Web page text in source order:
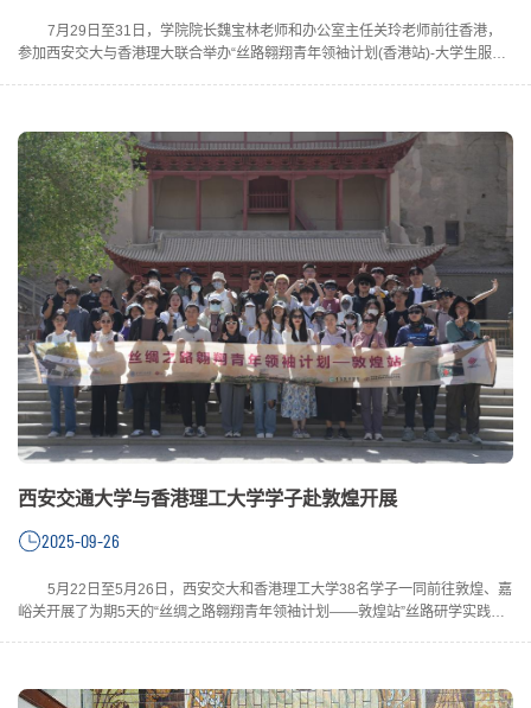
7月29日至31日，学院院长魏宝林老师和办公室主任关玲老师前往香港，
参加西安交大与香港理大联合举办“丝路翱翔青年领袖计划(香港站)-大学生服务
西安交通大学与香港理工大学学子赴敦煌开展
2025-09-26
5月22日至5月26日，西安交大和香港理工大学38名学子一同前往敦煌、嘉
峪关开展了为期5天的“丝绸之路翱翔青年领袖计划——敦煌站”丝路研学实践活